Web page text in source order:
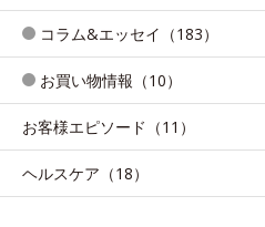
コラム&エッセイ（183）
お買い物情報（10）
お客様エピソード（11）
ヘルスケア（18）